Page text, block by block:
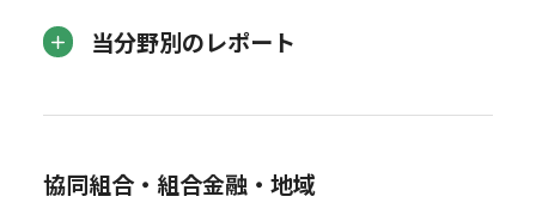
当分野別のレポート
協同組合・組合金融・地域